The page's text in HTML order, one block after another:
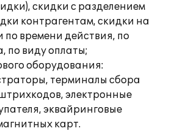
скидки с разделением
контрагентам, скидки на
по времени действия, по
по виду оплаты;
оборудования:
терминалы сбора
электронные
эквайринговые
карт.